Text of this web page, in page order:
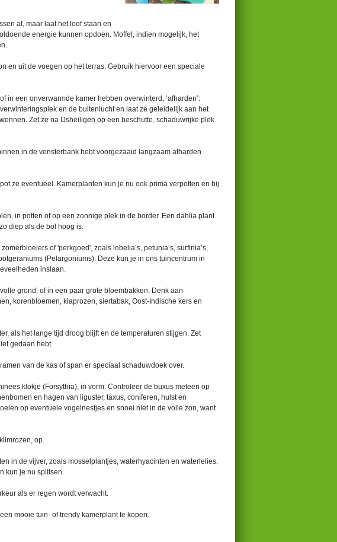
af, maar laat het loof staan en
energie kunnen opdoen. Moffel, indien mogelijk, het
en uit de voegen op het terras. Gebruik hiervoor een speciale
in een onverwarmde kamer hebben overwinterd, ‘afharden’:
en de buitenlucht en laat ze geleidelijk aan het
Zet ze na IJsheiligen op een beschutte, schaduwrijke plek
in de vensterbank hebt voorgezaaid langzaam afharden
ze eventueel. Kamerplanten kun je nu ook prima verpotten en bij
in potten of op een zonnige plek in de border. Een dahlia plant
diep als de bol hoog is.
of 'perkgoed', zoals lobelia’s, petunia’s, surfinia’s,
(Pelargoniums). Deze kun je in ons tuincentrum in
inslaan.
grond, of in een paar grote bloembakken. Denk aan
korenbloemen, klaprozen, siertabak, Oost-Indische kers en
als het lange tijd droog blijft en de temperaturen stijgen. Zet
gedaan hebt.
van de kas of span er speciaal schaduwdoek over.
klokje (Forsythia), in vorm. Controleer de buxus meteen op
en hagen van liguster, taxus, coniferen, hulst en
op eventuele vogelnestjes en snoei niet in de volle zon, want
op.
in de vijver, zoals mosselplantjes, waterhyacinten en waterlelies.
kun je nu splitsen.
als er regen wordt verwacht.
mooie tuin- of trendy kamerplant te kopen.